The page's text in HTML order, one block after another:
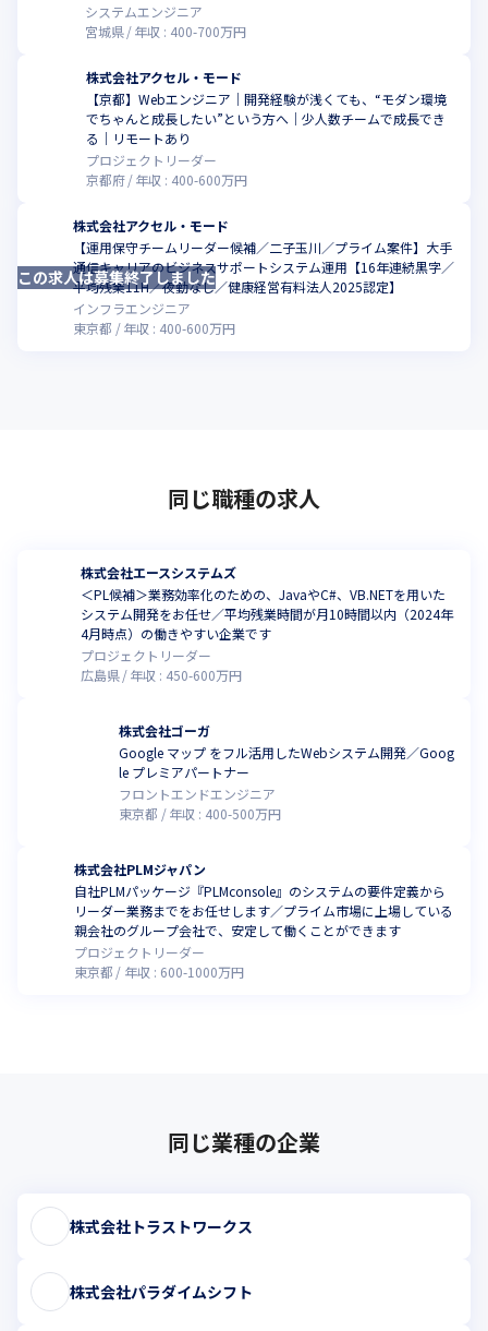
システムエンジニア
宮城県
年収 : 400-700万円
株式会社アクセル・モード
【京都】Webエンジニア｜開発経験が浅くても、“モダン環境
でちゃんと成長したい”という方へ｜少人数チームで成長でき
る｜リモートあり
プロジェクトリーダー
京都府
年収 : 400-600万円
株式会社アクセル・モード
【運用保守チームリーダー候補／二子玉川／プライム案件】大手
通信キャリアのビジネスサポートシステム運用【16年連続黒字／
平均残業11H／夜勤なし／健康経営有料法人2025認定】
インフラエンジニア
東京都
年収 : 400-600万円
この求人は募集終了しました
同じ職種の求人
株式会社エースシステムズ
＜PL候補＞業務効率化のための、JavaやC#、VB.NETを用いた
システム開発をお任せ／平均残業時間が月10時間以内（2024年
4月時点）の働きやすい企業です
プロジェクトリーダー
広島県
年収 : 450-600万円
株式会社ゴーガ
Google マップ をフル活用したWebシステム開発／Goog
le プレミアパートナー
フロントエンドエンジニア
東京都
年収 : 400-500万円
株式会社PLMジャパン
自社PLMパッケージ『PLMconsole』のシステムの要件定義から
リーダー業務までをお任せします／プライム市場に上場している
親会社のグループ会社で、安定して働くことができます
プロジェクトリーダー
東京都
年収 : 600-1000万円
同じ業種の企業
株式会社トラストワークス
株式会社パラダイムシフト